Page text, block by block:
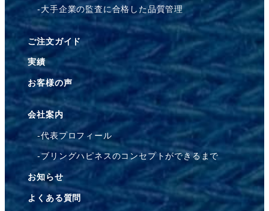
大手企業の監査に合格した品質管理
ご注文ガイド
実績
お客様の声
会社案内
代表プロフィール
ブリングハピネスのコンセプトができるまで
お知らせ
よくある質問